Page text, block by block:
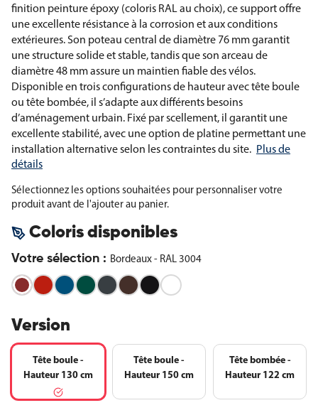
finition peinture époxy (coloris RAL au choix), ce support offre
une excellente résistance à la corrosion et aux conditions
extérieures. Son poteau central de diamètre 76 mm garantit
une structure solide et stable, tandis que son arceau de
diamètre 48 mm assure un maintien fiable des vélos.
Disponible en trois configurations de hauteur avec tête boule
ou tête bombée, il s’adapte aux différents besoins
d’aménagement urbain. Fixé par scellement, il garantit une
excellente stabilité, avec une option de platine permettant une
installation alternative selon les contraintes du site. Plus de
détails
Sélectionnez les options souhaitées pour personnaliser votre
produit avant de l'ajouter au panier.
Coloris disponibles
Votre sélection : Bordeaux - RAL 3004
Bordeaux
RAL
3004
Rouge
-
3020
Bleu
-
Vert
-
Gris
Anthracite
Marron
-
Noir
-
Blanc
Pur
Version
Tête boule -
Hauteur 130 cm
Tête boule -
Hauteur 150 cm
Tête bombée -
Hauteur 122 cm